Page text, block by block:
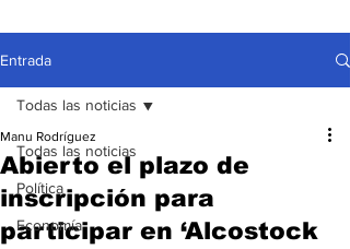
Entrada
Todas las noticias
Política
Economía
Todas las noticias
Abierto el plazo de
inscripción para
participar en ‘Alcostock
Manu Rodríguez